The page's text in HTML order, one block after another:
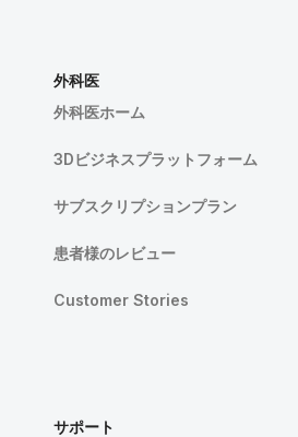
外科医
外科医ホーム
3Dビジネスプラットフォーム
サブスクリプションプラン
患者様のレビュー
Customer Stories
サポート